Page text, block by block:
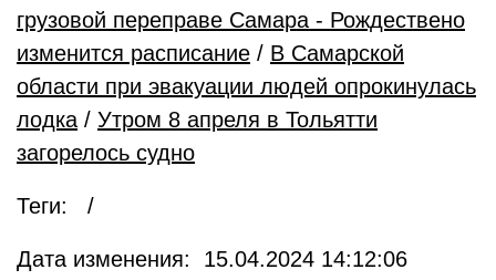
грузовой переправе Самара - Рождествено
изменится расписание / В Самарской
области при эвакуации людей опрокинулась
лодка / Утром 8 апреля в Тольятти
загорелось судно
Теги: /
Дата изменения: 15.04.2024 14:12:06